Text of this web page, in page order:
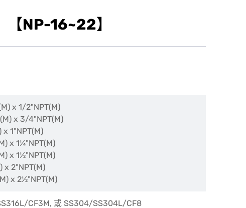
【NP-16~22】
x 1/2"NPT(M)
x 3/4"NPT(M)
x 1"NPT(M)
x 1¼"NPT(M)
x 1½"NPT(M)
x 2"NPT(M)
x 2½"NPT(M)
CF3M, 或 SS304/SS304L/CF8